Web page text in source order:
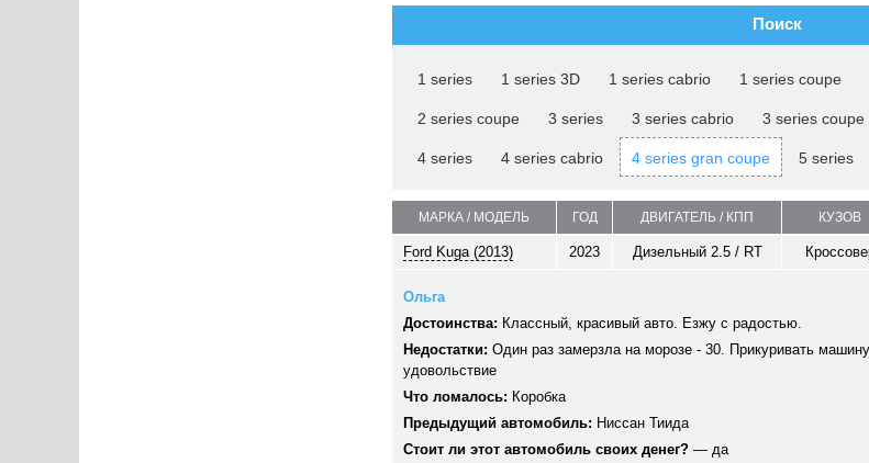
Поиск
1 series 1 series 3D 1 series cabrio 1 series coupe
2 series coupe 3 series 3 series cabrio 3 series coupe
4 series 4 series cabrio 4 series gran coupe 5 series
МАРКА / МОДЕЛЬ ГОД ДВИГАТЕЛЬ / КПП КУЗОВ
Ford Kuga (2013) 2023 Дизельный 2.5 / RT
Ольга
Достоинства: Классный, красивый авто. Езжу с радостью.
Недостатки: Один раз замерзла на морозе - 30. Прикуривать
удовольствие
Что ломалось: Коробка
Предыдущий автомобиль: Ниссан Тиида
Стоит ли этот автомобиль своих денег? — да